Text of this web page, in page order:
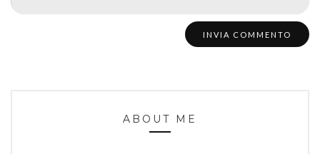
ABOUT ME